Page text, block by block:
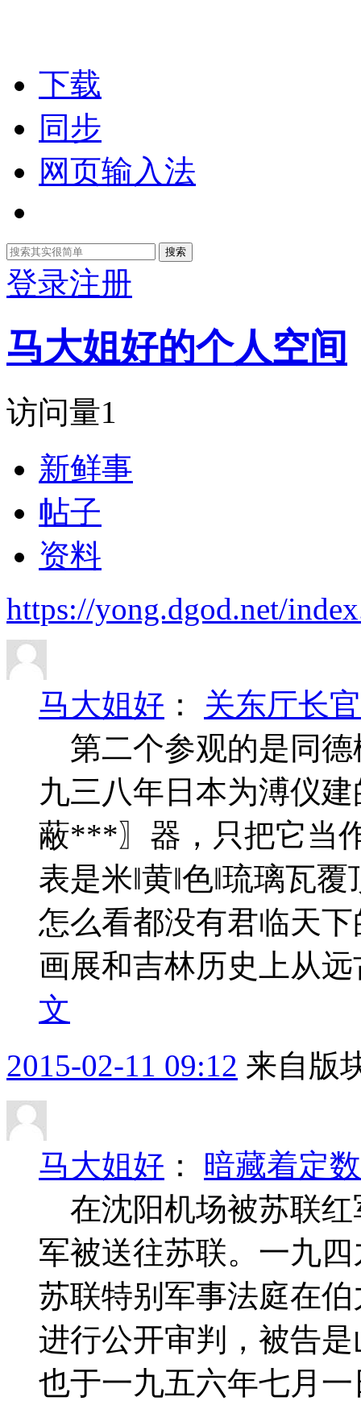
下载
同步
网页输入法
搜索
登录注册
马大姐好的个人空间
访问量1
新鲜事
帖子
资料
https://yong.dgod.net/
马大姐好 ： 关东厅长官
第二个参观的是同德
九三八年日本为溥仪
蔽***〗器，只把它当
表是米‖黄‖色‖琉璃瓦
怎么看都没有君临天
画展和吉林历史上从
文
2015-02-11 09:12 来自版
马大姐好 ： 暗藏着定数
在沈阳机场被苏联红
军被送往苏联。一九
苏联特别军事法庭在
进行公开审判，被告
也于一九五六年七月